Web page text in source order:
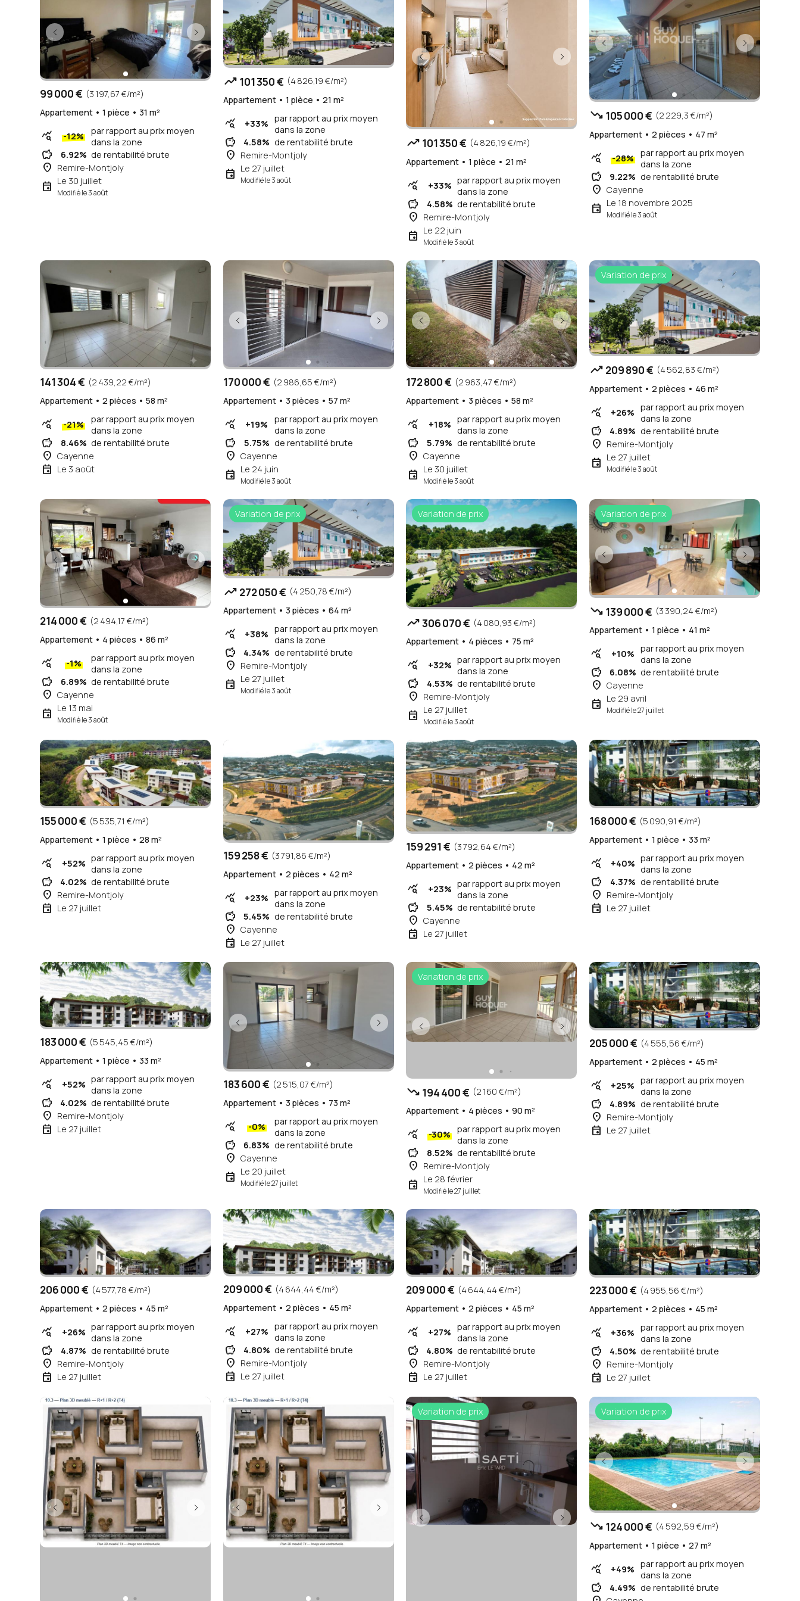
99 000 € (3 197,67 €/m²)
Appartement • 1 pièce • 31 m²
query_stats -12%
par rapport au prix moyen
dans la zone
savings 6.92% de rentabilité brute
place Remire-Montjoly
event Le 30 juillet
Modifié le 3 août
trending_up 101 350 € (4 826,19 €/m²)
Appartement • 1 pièce • 21 m²
query_stats +33% par rapport au prix moyen
dans la zone
savings 4.58% de rentabilité brute
place Remire-Montjoly
event Le 27 juillet
Modifié le 3 août
trending_up 101 350 € (4 826,19 €/m²)
Appartement • 1 pièce • 21 m²
query_stats +33% par rapport au prix moyen
dans la zone
savings 4.58% de rentabilité brute
place Remire-Montjoly
event Le 22 juin
Modifié le 3 août
trending_down 105 000 € (2 229,3 €/m²)
Appartement • 2 pièces • 47 m²
query_stats -28%
par rapport au prix moyen
dans la zone
savings 9.22% de rentabilité brute
place Cayenne
event Le 18 novembre 2025
Modifié le 3 août
141 304 € (2 439,22 €/m²)
Appartement • 2 pièces • 58 m²
query_stats -21%
par rapport au prix moyen
dans la zone
savings 8.46% de rentabilité brute
place Cayenne
event Le 3 août
170 000 € (2 986,65 €/m²)
Appartement • 3 pièces • 57 m²
query_stats +19%
par rapport au prix moyen
dans la zone
savings 5.75% de rentabilité brute
place Cayenne
event Le 24 juin
Modifié le 3 août
172 800 € (2 963,47 €/m²)
Appartement • 3 pièces • 58 m²
query_stats +18% par rapport au prix moyen
dans la zone
savings 5.79% de rentabilité brute
place Cayenne
event Le 30 juillet
Modifié le 3 août
Variation de prix
trending_up 209 890 € (4 562,83 €/m²)
Appartement • 2 pièces • 46 m²
query_stats +26% par rapport au prix moyen
dans la zone
savings 4.89% de rentabilité brute
place Remire-Montjoly
event Le 27 juillet
Modifié le 3 août
214 000 € (2 494,17 €/m²)
Appartement • 4 pièces • 86 m²
query_stats -1%
par rapport au prix moyen
dans la zone
savings 6.89% de rentabilité brute
place Cayenne
event Le 13 mai
Modifié le 3 août
Variation de prix
trending_up 272 050 € (4 250,78 €/m²)
Appartement • 3 pièces • 64 m²
query_stats +38% par rapport au prix moyen
dans la zone
savings 4.34% de rentabilité brute
place Remire-Montjoly
event Le 27 juillet
Modifié le 3 août
Variation de prix
trending_up306 070 € (4 080,93 €/m²)
Appartement • 4 pièces • 75 m²
query_stats +32% par rapport au prix moyen
dans la zone
savings 4.53% de rentabilité brute
place Remire-Montjoly
event Le 27 juillet
Modifié le 3 août
Variation de prix
trending_down 139 000 € (3 390,24 €/m²)
Appartement • 1 pièce • 41 m²
query_stats +10% par rapport au prix moyen
dans la zone
savings 6.08% de rentabilité brute
place Cayenne
event Le 29 avril
Modifié le 27 juillet
155 000 € (5 535,71 €/m²)
Appartement • 1 pièce • 28 m²
query_stats +52% par rapport au prix moyen
dans la zone
savings 4.02% de rentabilité brute
place Remire-Montjoly
event Le 27 juillet
159 258 € (3 791,86 €/m²)
Appartement • 2 pièces • 42 m²
query_stats +23% par rapport au prix moyen
dans la zone
savings 5.45% de rentabilité brute
place Cayenne
event Le 27 juillet
159 291 € (3 792,64 €/m²)
Appartement • 2 pièces • 42 m²
query_stats +23% par rapport au prix moyen
dans la zone
savings 5.45% de rentabilité brute
place Cayenne
event Le 27 juillet
168 000 € (5 090,91 €/m²)
Appartement • 1 pièce • 33 m²
query_stats +40% par rapport au prix moyen
dans la zone
savings 4.37% de rentabilité brute
place Remire-Montjoly
event Le 27 juillet
183 000 € (5 545,45 €/m²)
Appartement • 1 pièce • 33 m²
query_stats +52% par rapport au prix moyen
dans la zone
savings 4.02% de rentabilité brute
place Remire-Montjoly
event Le 27 juillet
183 600 € (2 515,07 €/m²)
Appartement • 3 pièces • 73 m²
query_stats -0%
par rapport au prix moyen
dans la zone
savings 6.83% de rentabilité brute
place Cayenne
event Le 20 juillet
Modifié le 27 juillet
Variation de prix
trending_down 194 400 € (2 160 €/m²)
Appartement • 4 pièces • 90 m²
query_stats -30% par rapport au prix moyen
dans la zone
savings 8.52% de rentabilité brute
place Remire-Montjoly
event Le 28 février
Modifié le 27 juillet
205 000 € (4 555,56 €/m²)
Appartement • 2 pièces • 45 m²
query_stats +25% par rapport au prix moyen
dans la zone
savings 4.89% de rentabilité brute
place Remire-Montjoly
event Le 27 juillet
206 000 € (4 577,78 €/m²)
Appartement • 2 pièces • 45 m²
query_stats +26% par rapport au prix moyen
dans la zone
savings 4.87% de rentabilité brute
place Remire-Montjoly
event Le 27 juillet
209 000 € (4 644,44 €/m²)
Appartement • 2 pièces • 45 m²
query_stats +27% par rapport au prix moyen
dans la zone
savings 4.80% de rentabilité brute
place Remire-Montjoly
event Le 27 juillet
209 000 € (4 644,44 €/m²)
Appartement • 2 pièces • 45 m²
query_stats +27% par rapport au prix moyen
dans la zone
savings 4.80% de rentabilité brute
place Remire-Montjoly
event Le 27 juillet
223 000 € (4 955,56 €/m²)
Appartement • 2 pièces • 45 m²
query_stats +36% par rapport au prix moyen
dans la zone
savings 4.50% de rentabilité brute
place Remire-Montjoly
event Le 27 juillet
Variation de prix Variation de prix
trending_down 124 000 € (4 592,59 €/m²)
Appartement • 1 pièce • 27 m²
query_stats +49% par rapport au prix moyen
dans la zone
savings 4.49% de rentabilité brute